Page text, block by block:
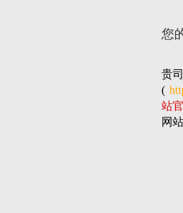
您
贵司
(
站
网站